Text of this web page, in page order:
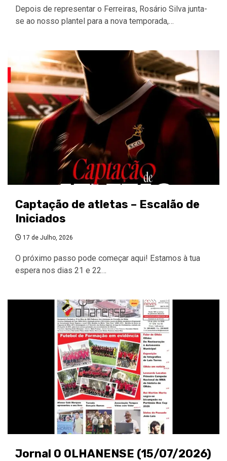
Depois de representar o Ferreiras, Rosário Silva junta-
se ao nosso plantel para a nova temporada,…
Captação de atletas – Escalão de
Iniciados
17 de Julho, 2026
O próximo passo pode começar aqui! Estamos à tua
espera nos dias 21 e 22…
Jornal O OLHANENSE (15/07/2026)